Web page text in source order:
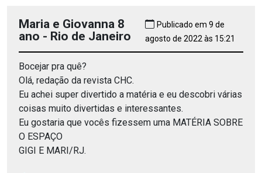
Maria e Giovanna 8
ano - Rio de Janeiro
Publicado em 9 de
agosto de 2022 às 15:21
Bocejar pra quê?
Olá, redação da revista CHC.
Eu achei super divertido a matéria e eu descobri várias
coisas muito divertidas e interessantes.
Eu gostaria que vocês fizessem uma MATÉRIA SOBRE
O ESPAÇO
GIGI E MARI/RJ.